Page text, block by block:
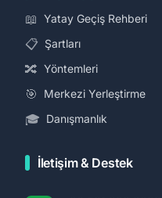
📖 Yatay Geçiş Rehberi
📋 Şartları
🔀 Yöntemleri
🎯 Merkezi Yerleştirme
🎓 Danışmanlık
İletişim & Destek